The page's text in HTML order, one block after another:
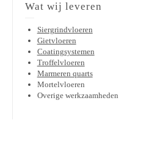
Wat wij leveren
Siergrindvloeren
Gietvloeren
Coatingsystemen
Troffelvloeren
Marmeren quarts
Mortelvloeren
Overige werkzaamheden